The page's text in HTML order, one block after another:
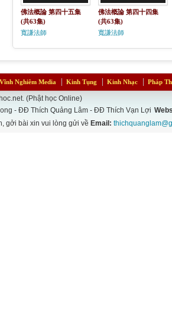
佛法概論 第四十五集
(共63集)
寬謙法師
佛法概論 第四十四集
(共63集)
寬謙法師
Vĩnh Nghiêm Media Kinh Tụng Kinh Nhạc Pháp
(Phật học Online)
- ĐĐ Thích Quảng Lâm - ĐĐ Thích Vạn Lợi
gởi bài xin vui lòng gửi về Email: